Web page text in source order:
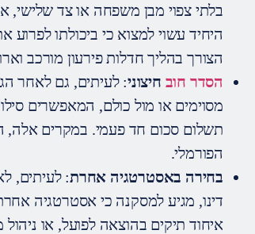
בלתי צפוי מבן משפחה או צד שלישי,
היחיד עשוי למצוא כי ביכולתו
הצורך בהליך חדלות פירעון מורכב
הסדר חוב חיצוני: לעיתים, גם לאחר
מסוימים או מול כולם, המאפשרים
תשלום סכום חד פעמי. במקרים אלה,
הפורמלי.
בחירה באסטרטגיה אחרת: לעיתים,
דינו, מגיע למסקנה כי אסטרטגיה
איחוד תיקים בהוצאה לפועל, או